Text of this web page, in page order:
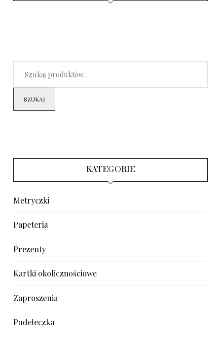
SZUKAJ
KATEGORIE
Metryczki
Papeteria
Prezenty
Kartki okolicznościowe
Zaproszenia
Pudełeczka